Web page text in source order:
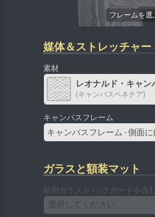
媒体＆ストレッチャー
素材
レオナルド・キャン
(キャンバスベネチア)
キャンバスフレーム
キャンバスフレーム - 側面に
ガラスと額装マット
額用ガラス (バックボードを含
選択してください